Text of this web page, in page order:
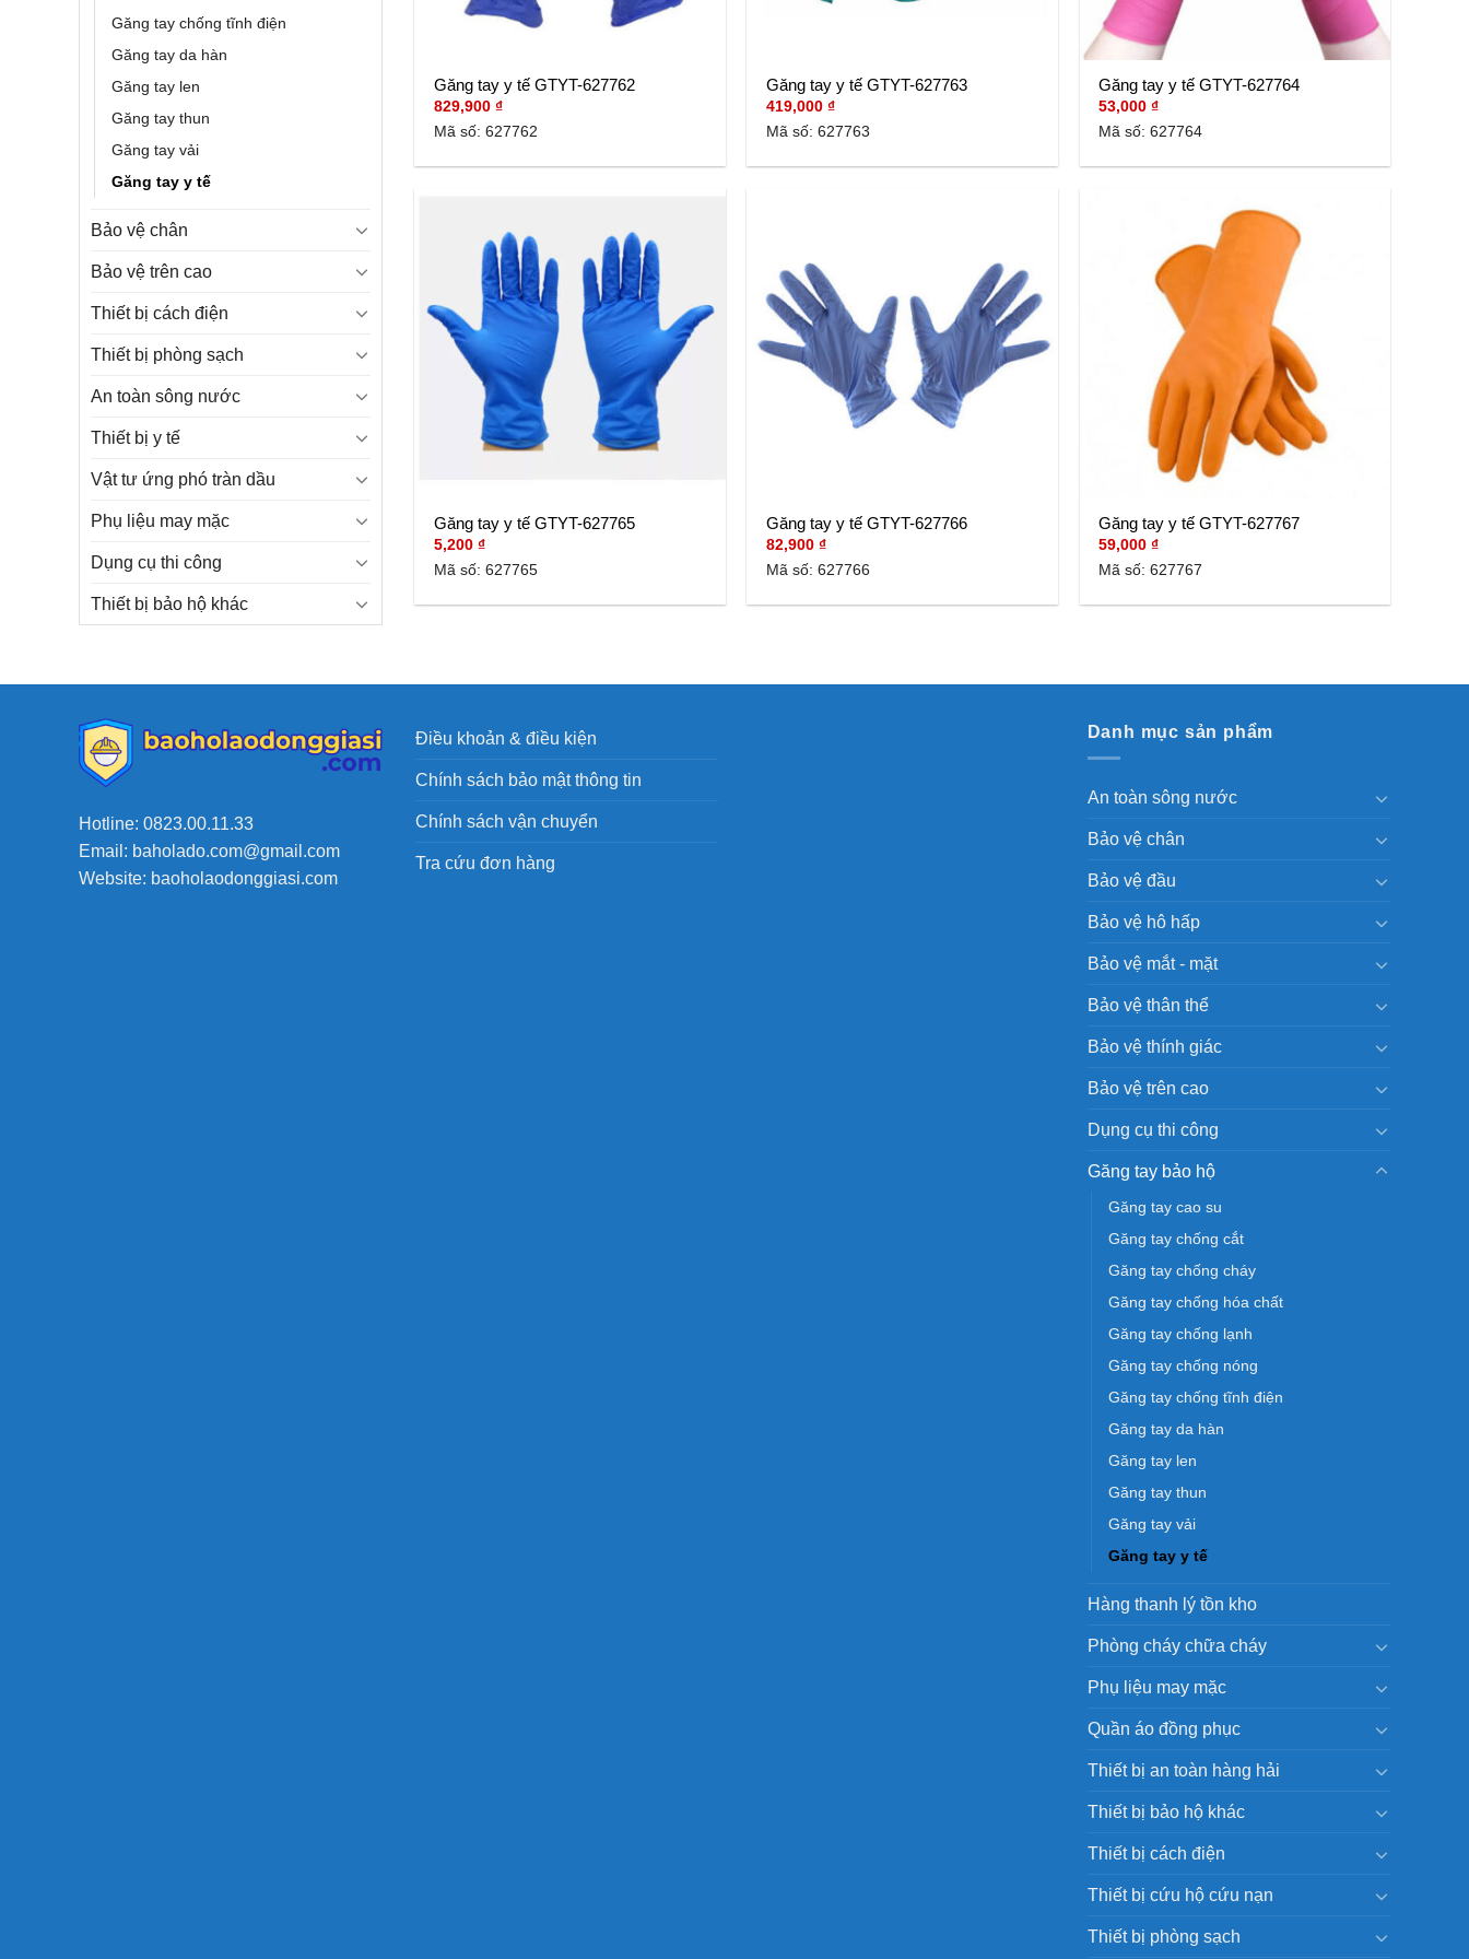
Găng tay chống tĩnh điện
Găng tay da hàn
Găng tay len
Găng tay thun
Găng tay vải
Găng tay y tế
Bảo vệ chân
Bảo vệ trên cao
Thiết bị cách điện
Thiết bị phòng sạch
An toàn sông nước
Thiết bị y tế
Vật tư ứng phó tràn dầu
Phụ liệu may mặc
Dụng cụ thi công
Thiết bị bảo hộ khác
Găng tay y tế GTYT-627762
829,900 ₫
Mã số: 627762
Găng tay y tế GTYT-627763
419,000 ₫
Mã số: 627763
Găng tay y tế GTYT-627764
53,000 ₫
Mã số: 627764
Găng tay y tế GTYT-627765
5,200 ₫
Mã số: 627765
Găng tay y tế GTYT-627766
82,900 ₫
Mã số: 627766
Găng tay y tế GTYT-627767
59,000 ₫
Mã số: 627767
Hotline: 0823.00.11.33
Email: baholado.com@gmail.com
Website: baoholaodonggiasi.com
Điều khoản & điều kiện
Chính sách bảo mật thông tin
Chính sách vận chuyển
Tra cứu đơn hàng
Danh mục sản phẩm
An toàn sông nước
Bảo vệ chân
Bảo vệ đầu
Bảo vệ hô hấp
Bảo vệ mắt - mặt
Bảo vệ thân thể
Bảo vệ thính giác
Bảo vệ trên cao
Dụng cụ thi công
Găng tay bảo hộ
Găng tay cao su
Găng tay chống cắt
Găng tay chống cháy
Găng tay chống hóa chất
Găng tay chống lạnh
Găng tay chống nóng
Găng tay chống tĩnh điện
Găng tay da hàn
Găng tay len
Găng tay thun
Găng tay vải
Găng tay y tế
Hàng thanh lý tồn kho
Phòng cháy chữa cháy
Phụ liệu may mặc
Quần áo đồng phục
Thiết bị an toàn hàng hải
Thiết bị bảo hộ khác
Thiết bị cách điện
Thiết bị cứu hộ cứu nạn
Thiết bị phòng sạch